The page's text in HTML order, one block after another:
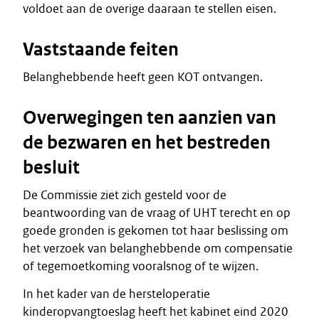
voldoet aan de overige daaraan te stellen eisen.
Vaststaande feiten
Belanghebbende heeft geen KOT ontvangen.
Overwegingen ten aanzien van
de bezwaren en het bestreden
besluit
De Commissie ziet zich gesteld voor de
beantwoording van de vraag of UHT terecht en op
goede gronden is gekomen tot haar beslissing om
het verzoek van belanghebbende om compensatie
of tegemoetkoming vooralsnog of te wijzen.
In het kader van de hersteloperatie
kinderopvangtoeslag heeft het kabinet eind 2020